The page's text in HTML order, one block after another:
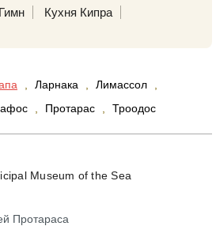
Гимн
Кухня Кипра
Ларнака Лимассол
Протарас Троодос
Museum of the Sea
Протараса